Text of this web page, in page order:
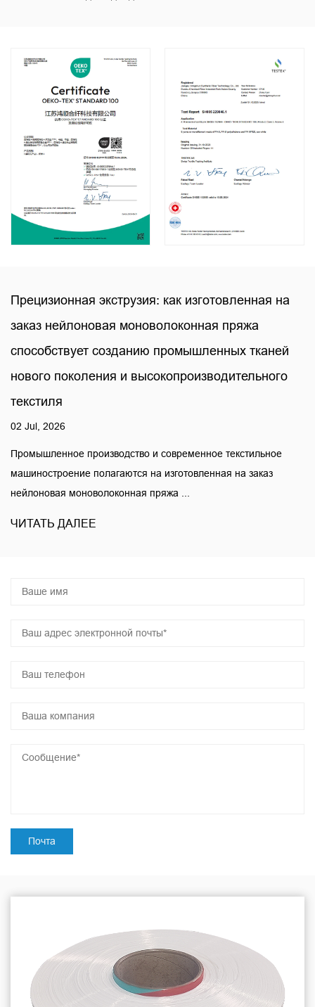
Прецизионная экструзия: как изготовленная на
заказ нейлоновая моноволоконная пряжа
способствует созданию промышленных тканей
нового поколения и высокопроизводительного
текстиля
02 Jul, 2026
Промышленное производство и современное текстильное
машиностроение полагаются на изготовленная на заказ
нейлоновая моноволоконная пряжа ...
ЧИТАТЬ ДАЛЕЕ